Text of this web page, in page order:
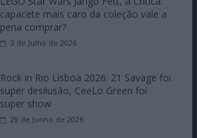
capacete mais caro da coleção vale a
pena comprar?
3 de Julho de 2026
Rock in Rio Lisboa 2026: 21 Savage foi
super desilusão, CeeLo Green foi
super show
29 de Junho de 2026